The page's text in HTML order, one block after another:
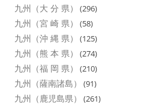
九州（大 分 県） (296)
九州（宮 崎 県） (58)
九州（沖 縄 県） (125)
九州（熊 本 県） (274)
九州（福 岡 県） (210)
九州（薩南諸島） (91)
九州（鹿児島県） (261)